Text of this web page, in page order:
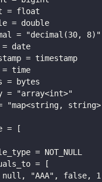
= float
= double
= "decimal(30, 8)"
= date
= timestamp
= time
= bytes
= "array<int>"
"map<string,
= [
= NOT_NULL
= [
"AAA", false,